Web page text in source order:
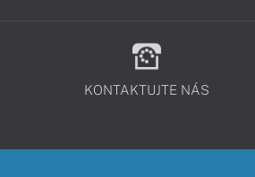
KONTAKTUJTE NÁS